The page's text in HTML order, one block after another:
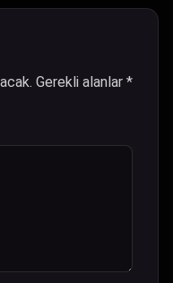
Gerekli alanlar *